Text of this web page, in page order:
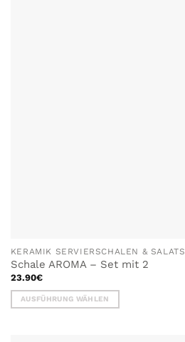
KERAMIK SERVIERSCHALEN &
Schale AROMA – Set mit 2
23.90€
AUSFÜHRUNG WÄHLEN